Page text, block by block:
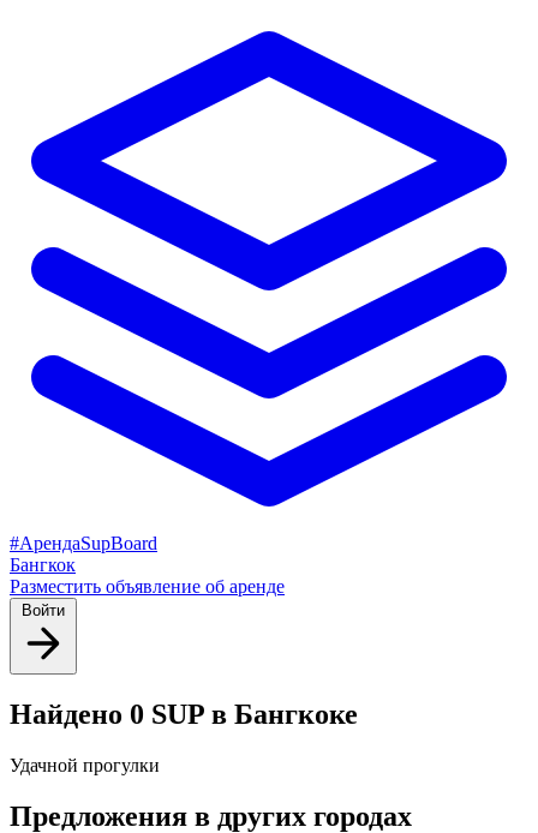
#АрендаSupBoard
Бангкок
Разместить объявление об аренде
Войти
Найдено 0 SUP в Бангкоке
Удачной прогулки
Предложения в других городах